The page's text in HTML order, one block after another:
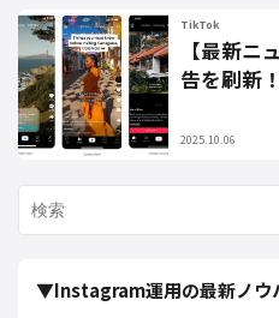
TikTok
【最新
告を刷新
2025.10.06
▼Instagram運用の最新ノウ